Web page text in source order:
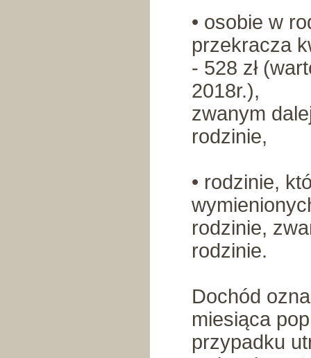
• osobie w
przekracza
- 528 zł
2018r.),
zwanym
rodzinie,
• rodzinie,
rodzinie,
rodzinie.
Dochód
miesiąca
przypadku